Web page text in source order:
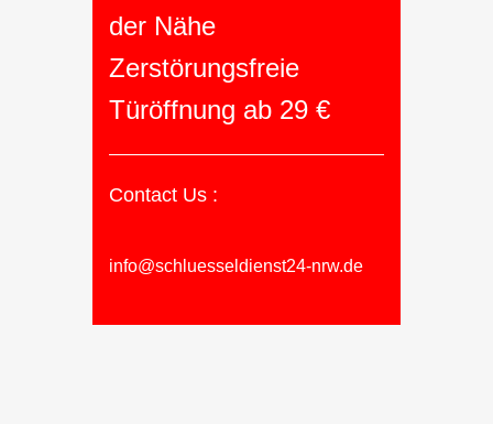
der Nähe
Zerstörungsfreie
Türöffnung ab 29 €
Contact Us :
info@schluesseldienst24-nrw.de